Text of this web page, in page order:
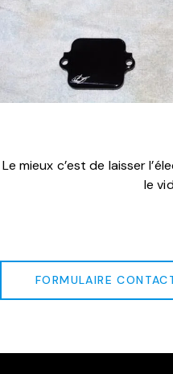
Le mieux c’est de laisser
le
FORMULAIRE